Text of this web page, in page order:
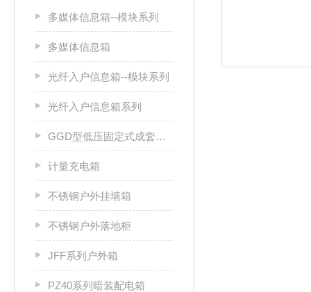
多媒体信息箱--模块系列
多媒体信息箱
光纤入户信息箱--模块系列
光纤入户信息箱系列
GGD型低压固定式成套开关设备
计量充电箱
不锈钢户外挂墙箱
不锈钢户外落地柜
JFF系列户外箱
PZ40系列暗装配电箱